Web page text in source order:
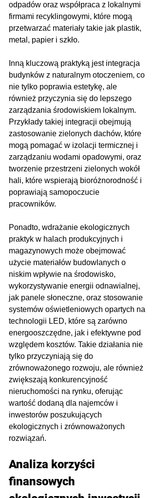
odpadów oraz współpraca z lokalnymi
firmami recyklingowymi, które mogą
przetwarzać materiały takie jak plastik,
metal, papier i szkło.
Inną kluczową praktyką jest integracja
budynków z naturalnym otoczeniem, co
nie tylko poprawia estetykę, ale
również przyczynia się do lepszego
zarządzania środowiskiem lokalnym.
Przykłady takiej integracji obejmują
zastosowanie zielonych dachów, które
mogą pomagać w izolacji termicznej i
zarządzaniu wodami opadowymi, oraz
tworzenie przestrzeni zielonych wokół
hali, które wspierają bioróżnorodność i
poprawiają samopoczucie
pracowników.
Ponadto, wdrażanie ekologicznych
praktyk w halach produkcyjnych i
magazynowych może obejmować
użycie materiałów budowlanych o
niskim wpływie na środowisko,
wykorzystywanie energii odnawialnej,
jak panele słoneczne, oraz stosowanie
systemów oświetleniowych opartych na
technologii LED, które są zarówno
energooszczędne, jak i efektywne pod
względem kosztów. Takie działania nie
tylko przyczyniają się do
zrównoważonego rozwoju, ale również
zwiększają konkurencyjność
nieruchomości na rynku, oferując
wartość dodaną dla najemców i
inwestorów poszukujących
ekologicznych i zrównoważonych
rozwiązań.
Analiza korzyści
finansowych